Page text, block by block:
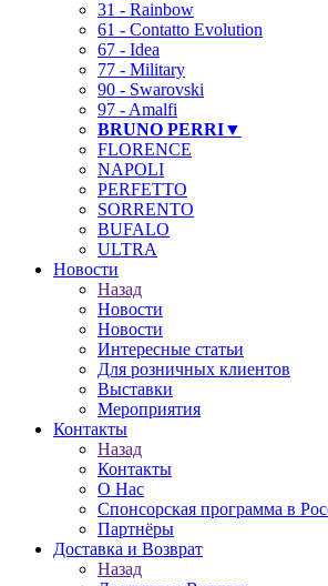
31 - Rainbow
61 - Contatto Evolution
67 - Idea
77 - Military
90 - Swarovski
97 - Amalfi
BRUNO PERRI▼
FLORENCE
NAPOLI
PERFETTO
SORRENTO
BUFALO
ULTRA
Новости
Назад
Новости
Новости
Интересные статьи
Для розничных клиентов
Выставки
Мероприятия
Контакты
Назад
Контакты
О Нас
Спонсорская программа в
Партнёры
Доставка и Возврат
Назад